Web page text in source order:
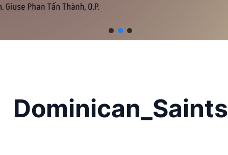
Dominican_Saints